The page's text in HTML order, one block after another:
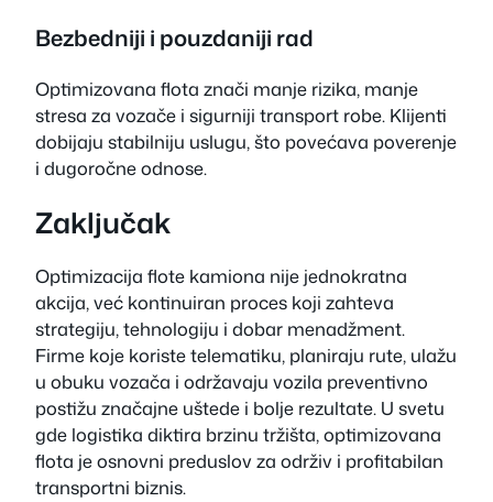
Bezbedniji i pouzdaniji rad
Optimizovana flota znači manje rizika, manje
stresa za vozače i sigurniji transport robe. Klijenti
dobijaju stabilniju uslugu, što povećava poverenje
i dugoročne odnose.
Zaključak
Optimizacija flote kamiona nije jednokratna
akcija, već kontinuiran proces koji zahteva
strategiju, tehnologiju i dobar menadžment.
Firme koje koriste telematiku, planiraju rute, ulažu
u obuku vozača i održavaju vozila preventivno
postižu značajne uštede i bolje rezultate. U svetu
gde logistika diktira brzinu tržišta, optimizovana
flota je osnovni preduslov za održiv i profitabilan
transportni biznis.